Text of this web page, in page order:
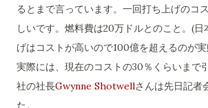
るとまで言っています。一回打ち上げのコ
しいです。燃料費は20万ドルとのこと。(日
げはコストが高いので100億を超えるのが実
実際には、現在のコストの30％くらいまで
社の社長Gwynne Shotwellさんは先日記者
た。